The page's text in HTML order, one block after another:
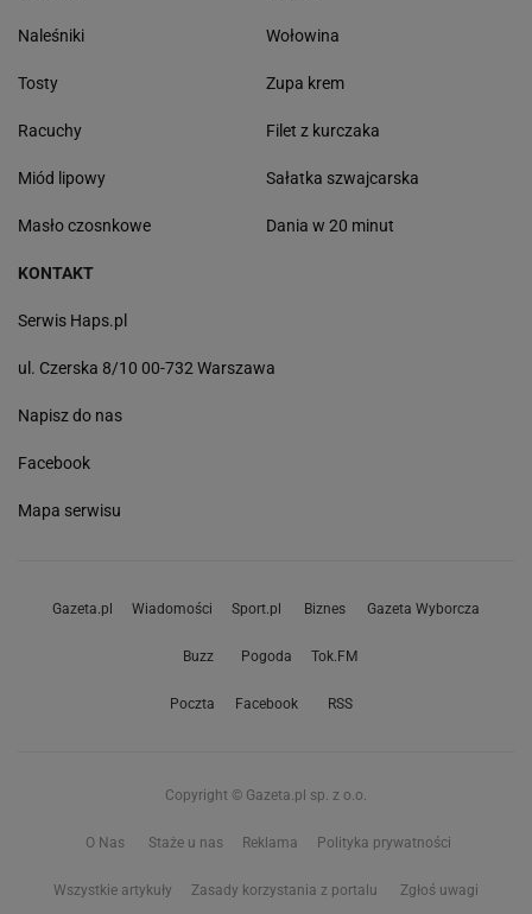
Naleśniki
Tosty
Racuchy
Miód lipowy
Masło czosnkowe
Wołowina
Zupa krem
Filet z kurczaka
Sałatka szwajcarska
Dania w 20 minut
KONTAKT
Serwis Haps.pl
ul. Czerska 8/10 00-732 Warszawa
Napisz do nas
Facebook
Mapa serwisu
Gazeta.pl Wiadomości Sport.pl Biznes Gazeta Wyborcza
Buzz Pogoda Tok.FM
Poczta Facebook RSS
Copyright © Gazeta.pl sp. z o.o.
O Nas Staże u nas Reklama Polityka prywatności
Wszystkie artykuły Zasady korzystania z portalu Zgłoś uwagi